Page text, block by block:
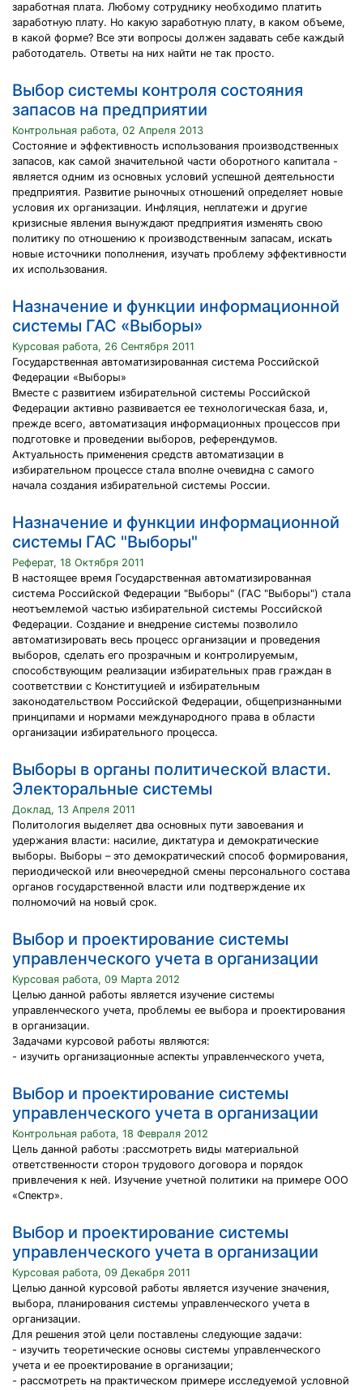
заработная плата. Любому сотруднику необходимо платить
заработную плату. Но какую заработную плату, в каком объеме,
в какой форме? Все эти вопросы должен задавать себе каждый
работодатель. Ответы на них найти не так просто.
Выбор системы контроля состояния
запасов на предприятии
Контрольная работа, 02 Апреля 2013
Состояние и эффективность использования производственных
запасов, как самой значительной части оборотного капитала -
является одним из основных условий успешной деятельности
предприятия. Развитие рыночных отношений определяет новые
условия их организации. Инфляция, неплатежи и другие
кризисные явления вынуждают предприятия изменять свою
политику по отношению к производственным запасам, искать
новые источники пополнения, изучать проблему эффективности
их использования.
Назначение и функции информационной
системы ГАС «Выборы»
Курсовая работа, 26 Сентября 2011
Государственная автоматизированная система Российской
Федерации «Выборы»
Вместе с развитием избирательной системы Российской
Федерации активно развивается ее технологическая база, и,
прежде всего, автоматизация информационных процессов при
подготовке и проведении выборов, референдумов.
Актуальность применения средств автоматизации в
избирательном процессе стала вполне очевидна с самого
начала создания избирательной системы России.
Назначение и функции информационной
системы ГАС "Выборы"
Реферат, 18 Октября 2011
В настоящее время Государственная автоматизированная
система Российской Федерации "Выборы" (ГАС "Выборы") стала
неотъемлемой частью избирательной системы Российской
Федерации. Создание и внедрение системы позволило
автоматизировать весь процесс организации и проведения
выборов, сделать его прозрачным и контролируемым,
способствующим реализации избирательных прав граждан в
соответствии с Конституцией и избирательным
законодательством Российской Федерации, общепризнанными
принципами и нормами международного права в области
организации избирательного процесса.
Выборы в органы политической власти.
Электоральные системы
Доклад, 13 Апреля 2011
Политология выделяет два основных пути завоевания и
удержания власти: насилие, диктатура и демократические
выборы. Выборы – это демократический способ формирования,
периодической или внеочередной смены персонального состава
органов государственной власти или подтверждение их
полномочий на новый срок.
Выбор и проектирование системы
управленческого учета в организации
Курсовая работа, 09 Марта 2012
Целью данной работы является изучение системы
управленческого учета, проблемы ее выбора и проектирования
в организации.
Задачами курсовой работы являются:
- изучить организационные аспекты управленческого учета,
Выбор и проектирование системы
управленческого учета в организации
Контрольная работа, 18 Февраля 2012
Цель данной работы :рассмотреть виды материальной
ответственности сторон трудового договора и порядок
привлечения к ней. Изучение учетной политики на примере ООО
«Спектр».
Выбор и проектирование системы
управленческого учета в организации
Курсовая работа, 09 Декабря 2011
Целью данной курсовой работы является изучение значения,
выбора, планирования системы управленческого учета в
организации.
Для решения этой цели поставлены следующие задачи:
- изучить теоретические основы системы управленческого
учета и ее проектирование в организации;
- рассмотреть на практическом примере исследуемой условной